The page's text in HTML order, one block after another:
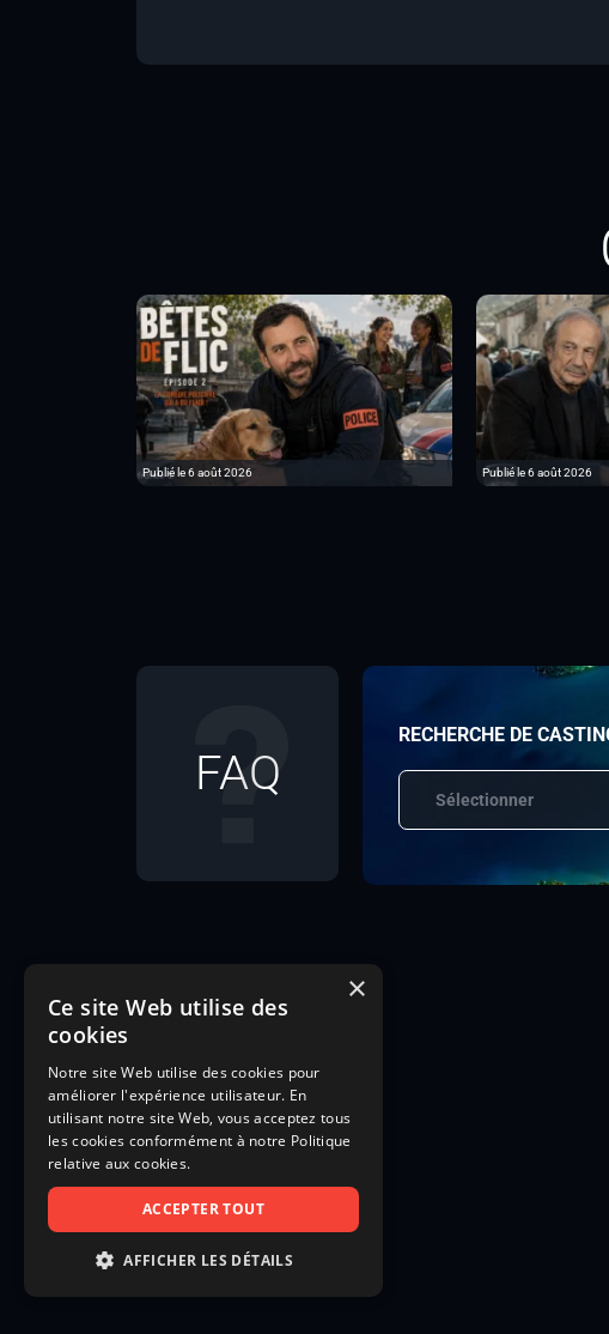
Publié le 6 août 2026 Publié le 6 août 2026
FAQ
RECHERCHE DE
Sélectionner
×
Ce site Web utilise des
cookies
Notre site Web utilise des cookies pour
améliorer l'expérience utilisateur. En
utilisant notre site Web, vous acceptez tous
les cookies conformément à notre Politique
relative aux cookies.
ACCEPTER TOUT
AFFICHER LES DÉTAILS